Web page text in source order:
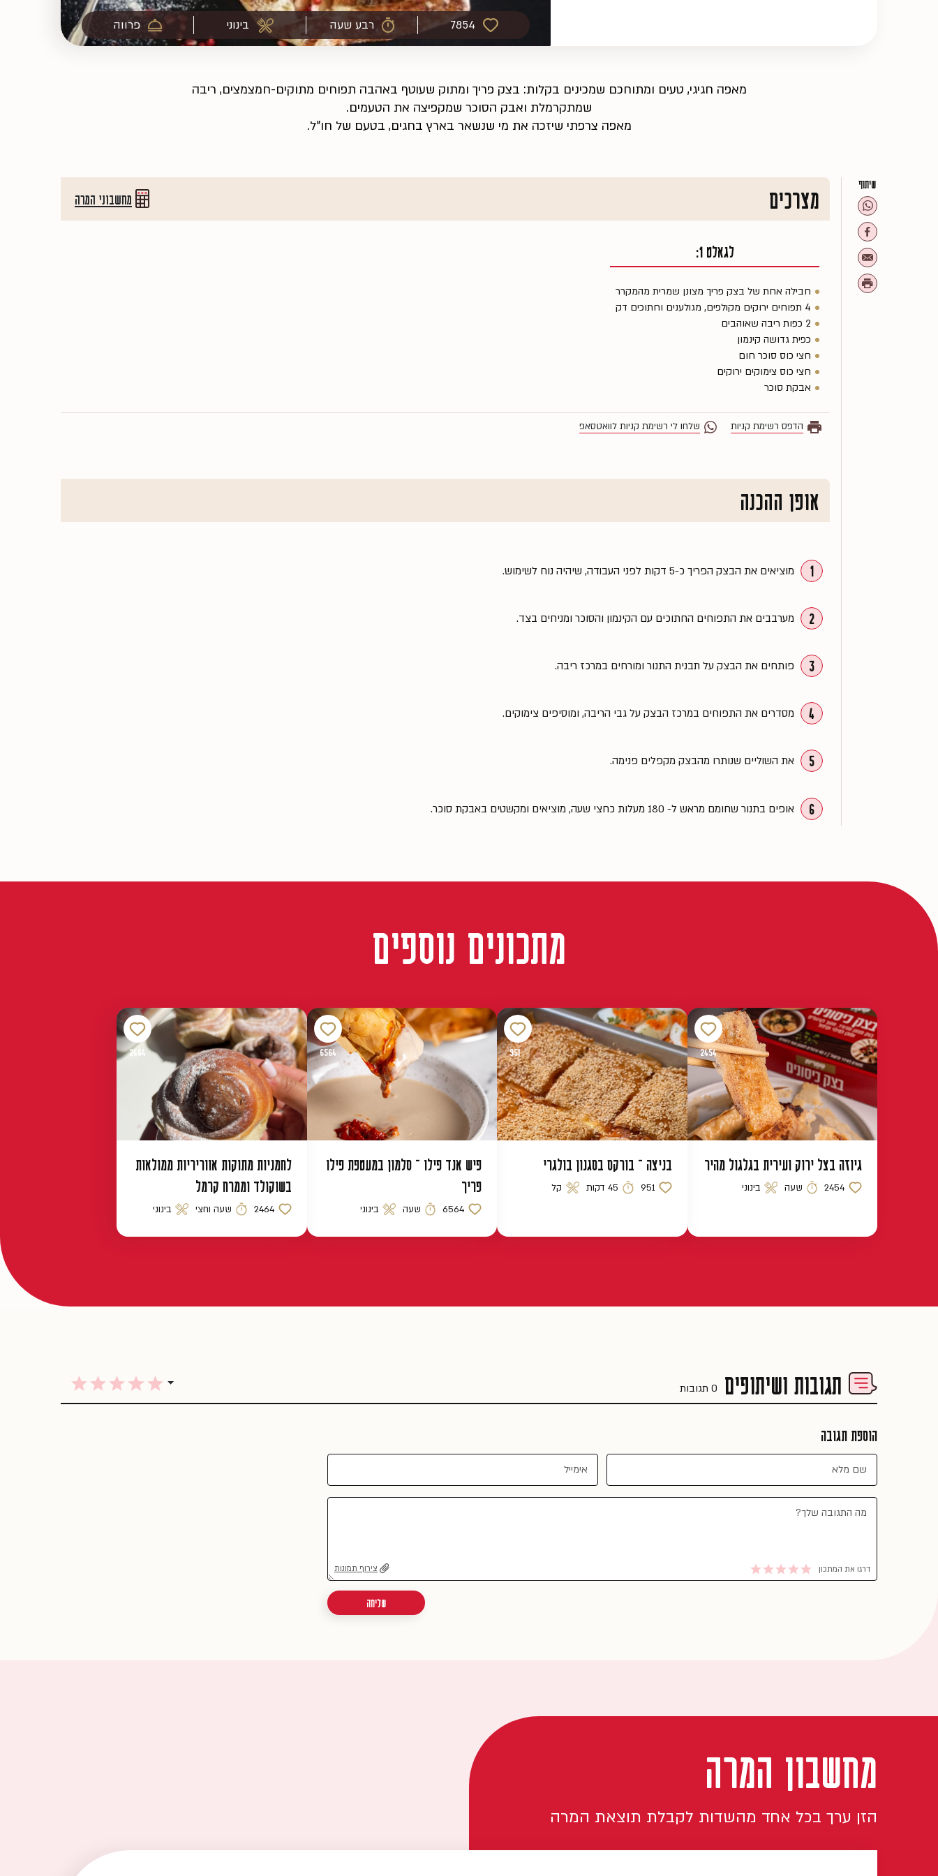
7854 רבע שעה בינוני פרווה
מאפה חגיגי, טעים ומתוחכם שמכינים בקלות: בצק פריך ומתוק שעוטף באהבה תפוחים מתוקים-חמצמצים, ריבה
שמתקרמלת ואבק הסוכר שמקפיצה את הטעמים.
מאפה צרפתי שיזכה את מי שנשאר בארץ בחגים, בטעם של חו"ל.
שיתוף מצרכים מחשבוני המרה
לגאלט 1:
חבילה אחת של בצק פריך מצונן שמרית מהמקרר
4 תפוחים ירוקים מקולפים, מגולענים וחתוכים דק
2 כפות ריבה שאוהבים
כפית גדושה קינמון
חצי כוס סוכר חום
חצי כוס צימוקים ירוקים
אבקת סוכר
הדפס רשימת קניות שלחו לי רשימת קניות לוואטסאפ
אופן ההכנה
1 מוציאים את הבצק הפריך כ-5 דקות לפני העבודה, שיהיה נוח לשימוש.
2 מערבבים את התפוחים החתוכים עם הקינמון והסוכר ומניחים בצד.
3 פותחים את הבצק על תבנית התנור ומורחים במרכז ריבה.
4 מסדרים את התפוחים במרכז הבצק על גבי הריבה, ומוסיפים צימוקים.
5 את השוליים שנותרו מהבצק מקפלים פנימה.
6 אופים בתנור שחומם מראש ל- 180 מעלות כחצי שעה, מוציאים ומקשטים באבקת סוכר.
מתכונים נוספים
2454
גיוזה בצל ירוק ועירית בגלגול מהיר
כמות לייקים
2454 זמן הכנה
שעה רמת קושי
בינוני
951
בניצה – בורקס בסגנון בולגרי
כמות לייקים
951 זמן הכנה
45 דקות רמת קושי
קל
6564
פיש אנד פילו – סלמון במעטפת פילו
פריך
כמות לייקים
6564 זמן הכנה
שעה רמת קושי
בינוני
2464
לחמניות מתוקות אווריריות ממולאות
בשוקולד וממרח קרמל
כמות לייקים
2464 זמן הכנהשעה וחצי רמת קושי
בינוני
תגובות ושיתופים 0 תגובות
הוספת תגובה
דרגו את המתכון צירוף תמונות
שליחה
מחשבון המרה
הזן ערך בכל אחד מהשדות לקבלת תוצאת המרה